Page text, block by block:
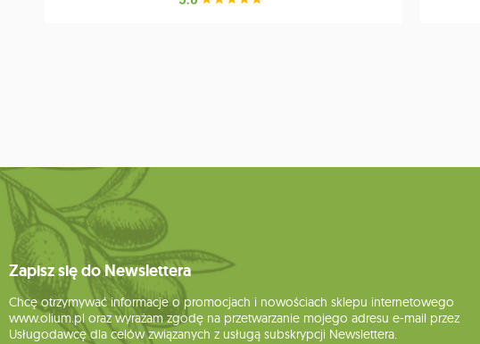
Zapisz się do Newslettera
Chcę otrzymywać informacje o promocjach i nowościach sklepu internetowego
www.olium.pl oraz wyrażam zgodę na przetwarzanie mojego adresu e-mail przez
Usługodawcę dla celów związanych z usługą subskrypcji Newslettera.